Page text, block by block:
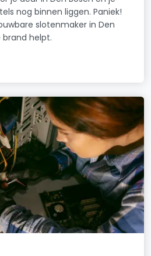
nog binnen liggen. Paniek!
slotenmaker in Den
brand helpt.